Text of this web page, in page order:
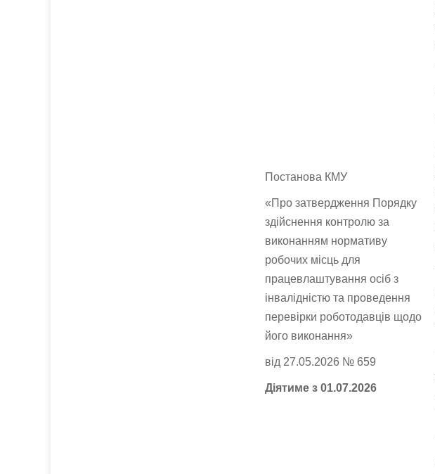
Постанова КМУ
«Про затвердження Порядку
здійснення контролю за
виконанням нормативу
робочих місць для
працевлаштування осіб з
інвалідністю та проведення
перевірки роботодавців щодо
його виконання»
від 27.05.2026 № 659
Діятиме з 01.07.2026